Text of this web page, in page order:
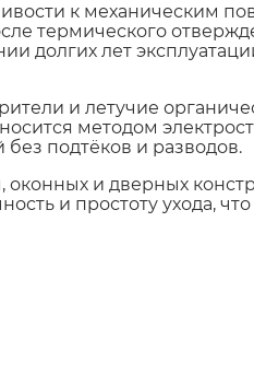
к механическим
термического
долгих лет
и летучие
методом
подтёков и разводов.
оконных и дверных
и простоту ухода,